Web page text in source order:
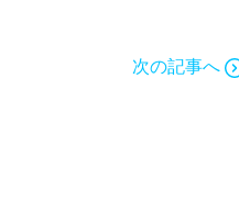
次の記事へ